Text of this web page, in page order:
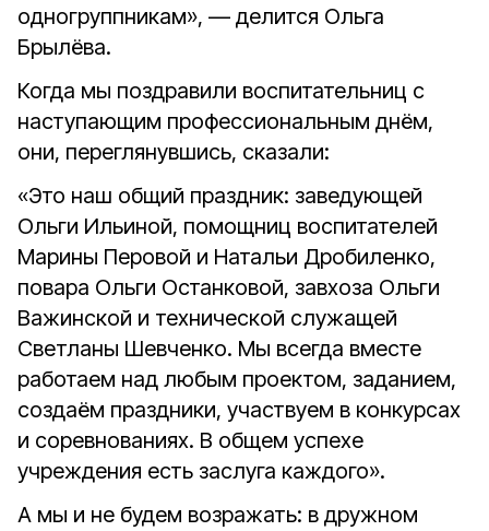
одногруппникам», — делится Ольга
Брылёва.
Когда мы поздравили воспитательниц с
наступающим профессиональным днём,
они, переглянувшись, сказали:
«Это наш общий праздник: заведующей
Ольги Ильиной, помощниц воспитателей
Марины Перовой и Натальи Дробиленко,
повара Ольги Останковой, завхоза Ольги
Важинской и технической служащей
Светланы Шевченко. Мы всегда вместе
работаем над любым проектом, заданием,
создаём праздники, участвуем в конкурсах
и соревнованиях. В общем успехе
учреждения есть заслуга каждого».
А мы и не будем возражать: в дружном